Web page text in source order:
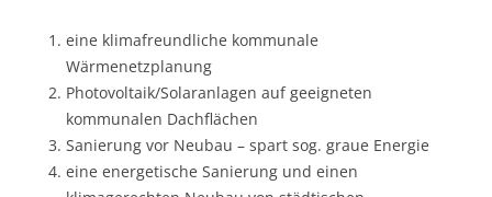
eine klimafreundliche kommunale
Wärmenetzplanung
Photovoltaik/Solaranlagen auf geeigneten
kommunalen Dachflächen
Sanierung vor Neubau – spart sog. graue Energie
eine energetische Sanierung und einen